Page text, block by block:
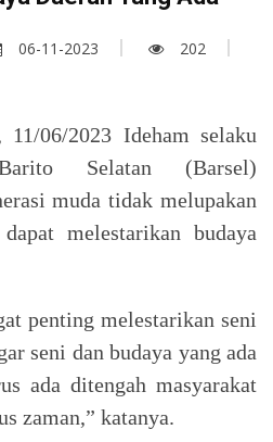
06-11-2023
202
06/2023 Ideham selaku
Selatan (Barsel)
muda tidak melupakan
melestarikan budaya
penting melestarikan seni
seni dan budaya yang ada
ada ditengah masyarakat
zaman,” katanya.